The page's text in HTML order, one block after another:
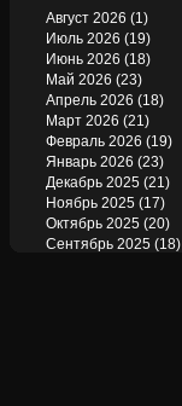
Август 2026 (1)
Июль 2026 (19)
Июнь 2026 (18)
Май 2026 (23)
Апрель 2026 (18)
Март 2026 (21)
Февраль 2026 (19)
Январь 2026 (23)
Декабрь 2025 (21)
Ноябрь 2025 (17)
Октябрь 2025 (20)
Сентябрь 2025 (18)